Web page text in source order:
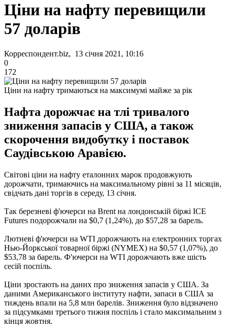
Ціни на нафту перевищили
57 доларів
Корреспондент.biz, 13 січня 2021, 10:16
0
172
Ціни на нафту тримаються на максимумі майже за рік
Нафта дорожчає на тлі тривалого
зниження запасів у США, а також
скорочення видобутку і поставок
Саудівською Аравією.
Світові ціни на нафту еталонних марок продовжують
дорожчати, тримаючись на максимальному рівні за 11 місяців,
свідчать дані торгів в середу, 13 січня.
Так березневі ф'ючерси на Brent на лондонській біржі ICE
Futures подорожчали на $0,7 (1,24%), до $57,28 за барель.
Лютневі ф'ючерси на WTI дорожчають на електронних торгах
Нью-Йоркської товарної біржі (NYMEX) на $0,57 (1,07%), до
$53,78 за барель. Ф'ючерси на WTI дорожчають вже шість
сесій поспіль.
Ціни зростають на даних про зниження запасів у США. За
даними Американського інституту нафти, запаси в США за
тиждень впали на 5,8 млн барелів. Зниження було відзначено
за підсумками третього тижня поспіль і стало максимальним з
кінця жовтня.